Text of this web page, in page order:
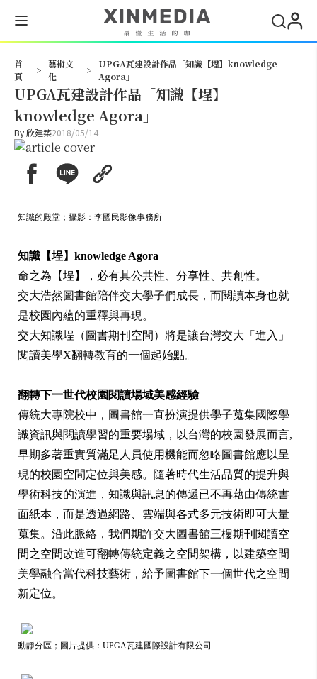
首
頁
>
藝術文
化
>
UPGA瓦建設計作品「知識【埕】knowledge
Agora」
UPGA瓦建設計作品「知識【埕】
knowledge Agora」
By欣建築2018/05/14
知識的殿堂；攝影：李國民影像事務所
知識【埕】knowledge Agora
命之為【埕】，必有其公共性、分享性、共創性。
交大浩然圖書館陪伴交大學子們成長，而閱讀本身也就
是校園內蘊的重釋與再現。
交大知識埕（圖書期刊空間）將是讓台灣交大「進入」
閱讀美學X翻轉教育的一個起始點。
翻轉下一世代校園閱讀場域美感經驗
傳統大專院校中，圖書館一直扮演提供學子蒐集國際學
識資訊與閱讀學習的重要場域，以台灣的校園發展而言,
早期多著重實質滿足人員使用機能而忽略圖書館應以呈
現的校園空間定位與美感。隨著時代生活品質的提升與
學術科技的演進，知識與訊息的傳遞已不再藉由傳統書
面紙本，而是透過網路、雲端與各式多元技術即可大量
蒐集。沿此脈絡，我們期許交大圖書館三樓期刊閱讀空
間之空間改造可翻轉傳統定義之空間架構，以建築空間
美學融合當代科技藝術，給予圖書館下一個世代之空間
新定位。
動靜分區；圖片提供：UPGA瓦建國際設計有限公司